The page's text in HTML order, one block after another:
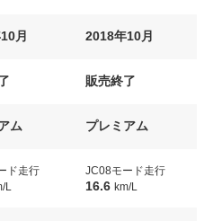
月 2018年10月
販売終了
ム プレミアム
ド走行
L
JC08モード走行
16.6 km/L